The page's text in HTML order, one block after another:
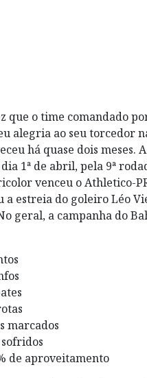
que o time comandado
alegria ao seu torcedor
há quase dois meses.
1ª de abril, pela 9ª
venceu o Athletico-
a estreia do goleiro Léo
geral, a campanha do
marcados
de aproveitamento